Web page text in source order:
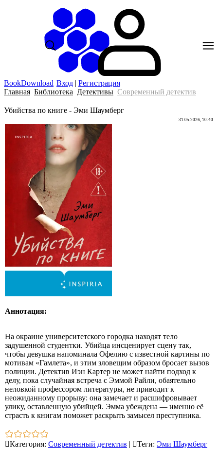
BookDownload Вход | Регистрация
Главная Библиотека Детективы Современный детектив
Убийства по книге - Эми Шаумберг
31.05.2026, 10:40
Аннотация:
На окраине университетского городка находят тело
задушенной студентки. Убийца инсценирует сцену так,
чтобы девушка напоминала Офелию с известной картины по
мотивам «Гамлета», и этим зловещим образом бросает вызов
полиции. Детектив Иэн Картер не может найти подход к
делу, пока случайная встреча с Эммой Райли, обаятельно
неловкой профессором литературы, не приводит к
неожиданному прорыву: она замечает и расшифровывает
улику, оставленную убийцей. Эмма убеждена — именно её
страсть к книгам поможет раскрыть замысел преступника.
Категория: Современный детектив | Теги: Эми Шаумберг